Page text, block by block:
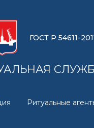
ГОСТ Р 54611-
Ритуальные